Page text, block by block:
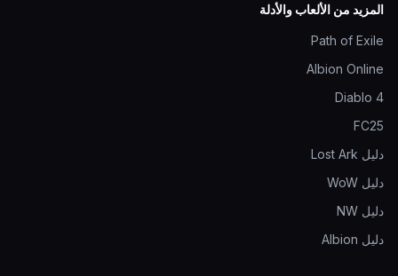
المزيد من الألعاب والأدلة
Path of Exile
Albion Online
Diablo 4
FC25
دليل Lost Ark
دليل WoW
دليل NW
دليل Albion